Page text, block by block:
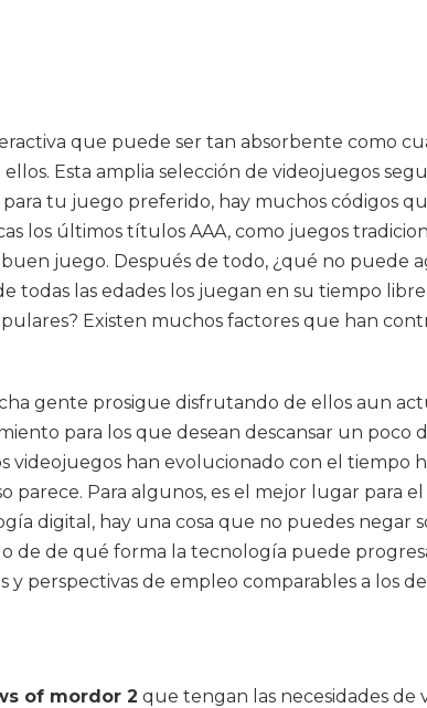
que puede ser tan absorbente como
Esta amplia selección de videojuegos
tu juego preferido, hay muchos códigos
los últimos títulos AAA, como juegos
juego. Después de todo, ¿qué no puede
todas las edades los juegan en su tiempo
Existen muchos factores que han
gente prosigue disfrutando de ellos aun
para los que desean descansar un poco
han evolucionado con el tiempo
Para algunos, es el mejor lugar para
digital, hay una cosa que no puedes negar
de de qué forma la tecnología puede
perspectivas de empleo comparables a los
of mordor 2 que tengan las necesidades de